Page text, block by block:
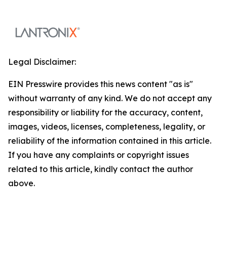
Legal Disclaimer:
EIN Presswire provides this news content "as is"
without warranty of any kind. We do not accept any
responsibility or liability for the accuracy, content,
images, videos, licenses, completeness, legality, or
reliability of the information contained in this article.
If you have any complaints or copyright issues
related to this article, kindly contact the author
above.